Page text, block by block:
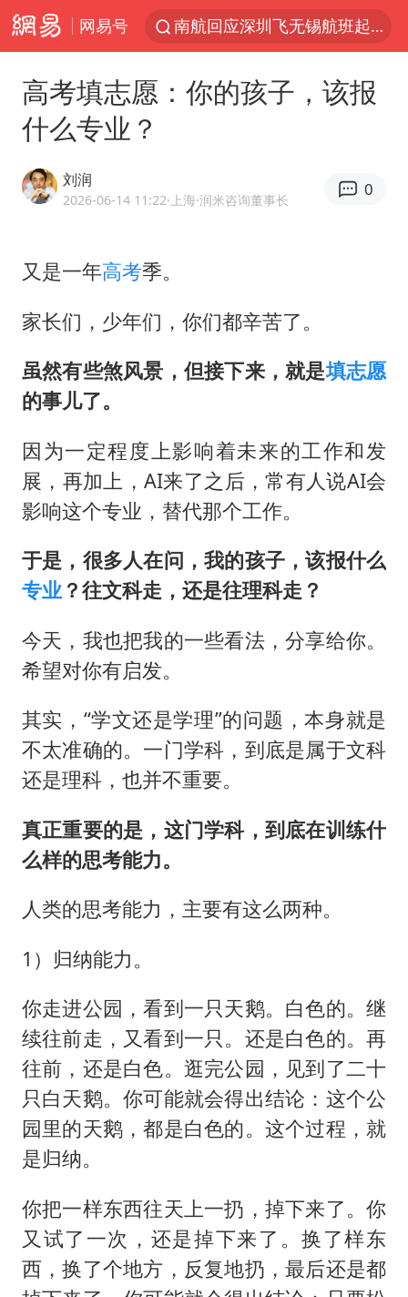
网易号
南航回应深圳飞无锡航班起飞时遭雷击
陈丽君提名百花奖最佳新人奖
以拒绝“和平委员会”的加沙和平计划
哈马斯称坚持加沙停火协议路线图
上门女婿出轨女邻居多年被判重婚罪
央视新主播李秋莹母校发文祝贺
白海豚对华东华北影响会大于巴威
高考填志愿：你的孩子，该报
什么专业？
刘润
2026-06-14 11:22·上海·润米咨询董事长
0
又是一年高考季。
家长们，少年们，你们都辛苦了。
虽然有些煞风景，但接下来，就是填志愿
的事儿了。
因为一定程度上影响着未来的工作和发
展，再加上，AI来了之后，常有人说AI会
影响这个专业，替代那个工作。
于是，很多人在问，我的孩子，该报什么
专业？往文科走，还是往理科走？
今天，我也把我的一些看法，分享给你。
希望对你有启发。
其实，“学文还是学理”的问题，本身就是
不太准确的。一门学科，到底是属于文科
还是理科，也并不重要。
真正重要的是，这门学科，到底在训练什
么样的思考能力。
人类的思考能力，主要有这么两种。
1）归纳能力。
你走进公园，看到一只天鹅。白色的。继
续往前走，又看到一只。还是白色的。再
往前，还是白色。逛完公园，见到了二十
只白天鹅。你可能就会得出结论：这个公
园里的天鹅，都是白色的。这个过程，就
是归纳。
你把一样东西往天上一扔，掉下来了。你
又试了一次，还是掉下来了。换了样东
西，换了个地方，反复地扔，最后还是都